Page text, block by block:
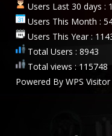
Users Last 30 days :
Users This Month :
Users This Year :
Total Users : 8943
Total views : 115748
Powered By WPS